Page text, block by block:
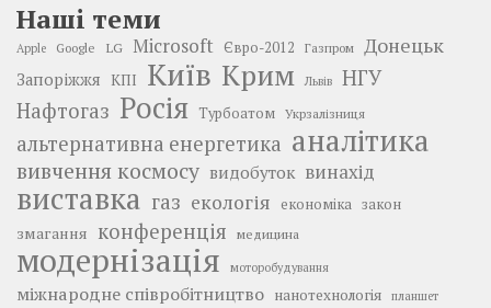
Наші теми
Apple Google LG Microsoft Євро-2012 Газпром Донецьк
Запоріжжя КПІ Київ Крим Львів
НГУ
Нафтогаз Росія Турбоатом Укрзалізниця
альтернативна енергетика аналітика
вивчення космосу видобуток винахід
виставка газ екологія економіка закон
змагання конференція медицина
модернізація моторобудування
міжнародне співробітництво нанотехнологія планшет